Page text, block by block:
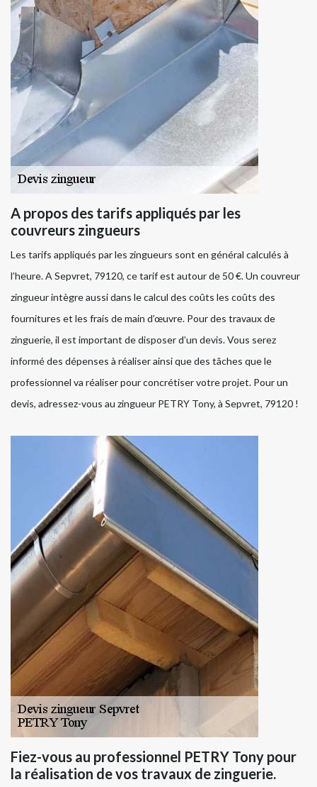
A propos des tarifs appliqués par les
couvreurs zingueurs
Les tarifs appliqués par les zingueurs sont en général calculés à
l’heure. A Sepvret, 79120, ce tarif est autour de 50 €. Un couvreur
zingueur intègre aussi dans le calcul des coûts les coûts des
fournitures et les frais de main d’œuvre. Pour des travaux de
zinguerie, il est important de disposer d’un devis. Vous serez
informé des dépenses à réaliser ainsi que des tâches que le
professionnel va réaliser pour concrétiser votre projet. Pour un
devis, adressez-vous au zingueur PETRY Tony, à Sepvret, 79120 !
Fiez-vous au professionnel PETRY Tony pour
la réalisation de vos travaux de zinguerie.